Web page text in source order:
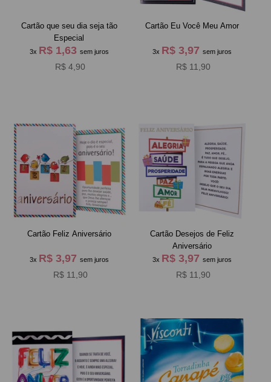
Cartão que seu dia seja tão
Especial
3x R$ 1,63 sem juros
R$ 4,90
Cartão Eu Você Meu Amor
3x R$ 3,97sem juros
R$ 11,90
Cartão Feliz Aniversário
3x R$ 3,97 sem juros
R$ 11,90
Cartão Desejos de Feliz
Aniversário
3x R$ 3,97sem juros
R$ 11,90